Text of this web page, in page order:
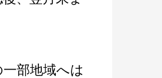
部地域へは